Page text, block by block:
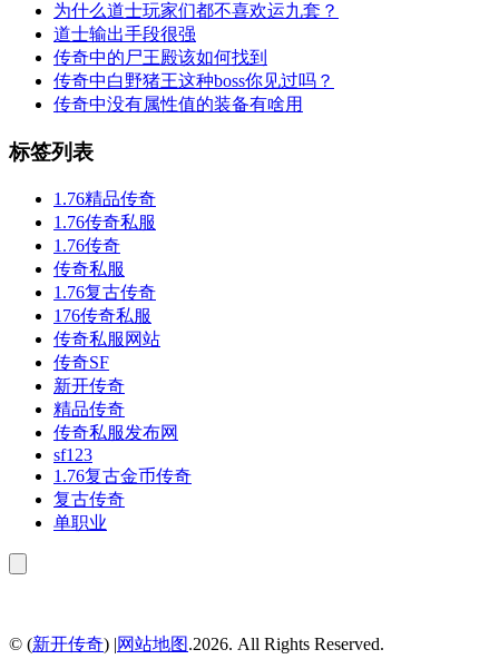
为什么道士玩家们都不喜欢运九套？
道士输出手段很强
传奇中的尸王殿该如何找到
传奇中白野猪王这种boss你见过吗？
传奇中没有属性值的装备有啥用
标签列表
1.76精品传奇
1.76传奇私服
1.76传奇
传奇私服
1.76复古传奇
176传奇私服
传奇私服网站
传奇SF
新开传奇
精品传奇
传奇私服发布网
sf123
1.76复古金币传奇
复古传奇
单职业
© (新开传奇) |网站地图.2026. All Rights Reserved.